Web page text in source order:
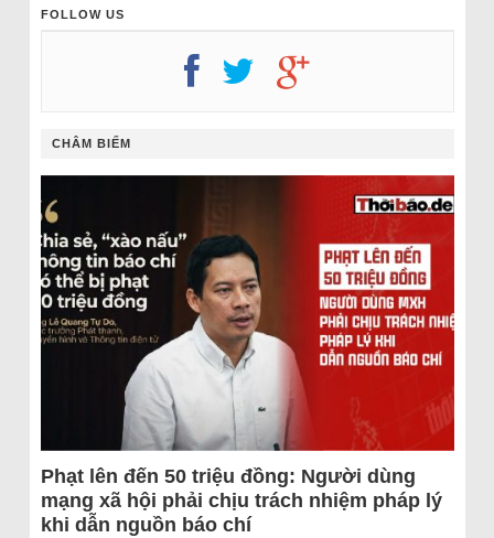
FOLLOW US
CHÂM BIẾM
Phạt lên đến 50 triệu đồng: Người dùng
mạng xã hội phải chịu trách nhiệm pháp lý
khi dẫn nguồn báo chí